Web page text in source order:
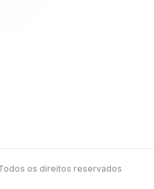
os direitos reservados